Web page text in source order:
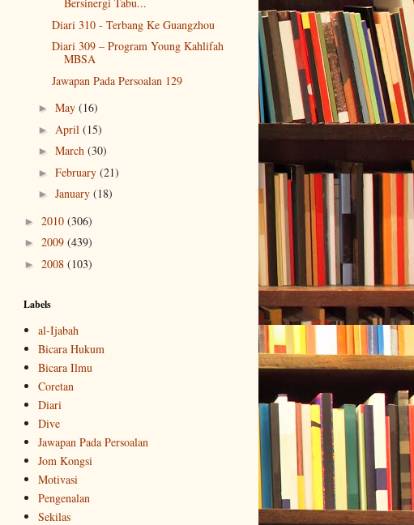
Diari 310 - Terbang Ke Guangzhou
Diari 309 – Program Young Kahlifah
MBSA
Jawapan Pada Persoalan 129
► May (16)
► April (15)
► March (30)
► February (21)
► January (18)
► 2010 (306)
► 2009 (439)
► 2008 (103)
Labels
al-Ijabah
Bicara Hukum
Bicara Ilmu
Coretan
Diari
Dive
Jawapan Pada Persoalan
Jom Kongsi
Motivasi
Pengenalan
Sekilas